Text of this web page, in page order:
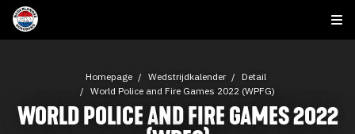
Homepage Wedstrijdkalender
Detail
World Police and Fire Games 2022 (WPFG)
WORLD POLICE AND FIRE GAMES 2022